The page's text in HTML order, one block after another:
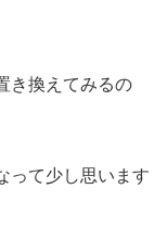
き換えてみるの
って少し思います